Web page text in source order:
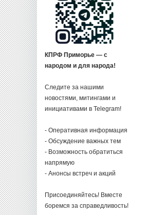
КПРФ Приморье — с
народом и для народа!
Следите за нашими
новостями, митингами и
инициативами в Telegram!
- Оперативная информация
- Обсуждение важных тем
- Возможность обратиться
напрямую
- Анонсы встреч и акций
Присоединяйтесь! Вместе
боремся за справедливость!